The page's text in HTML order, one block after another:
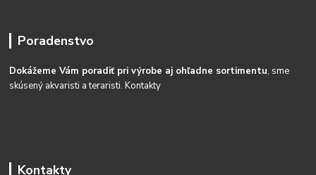
Poradenstvo
Dokážeme Vám poradiť pri výrobe aj ohľadne sortimentu, sme
skúsený akvaristi a teraristi.Kontakty
Kontakty